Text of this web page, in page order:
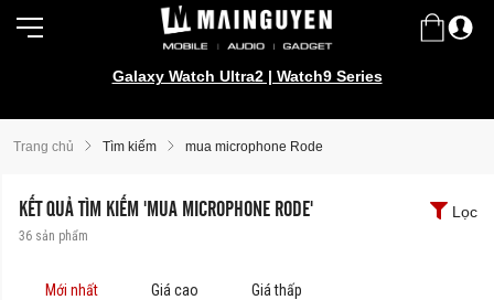
Galaxy Watch Ultra2 | Watch9 Series
Trang chủ Tìm kiếm mua microphone Rode
KẾT QUẢ TÌM KIẾM 'MUA MICROPHONE RODE'
36 sản phẩm
Lọc
Mới nhất Giá cao Giá thấp